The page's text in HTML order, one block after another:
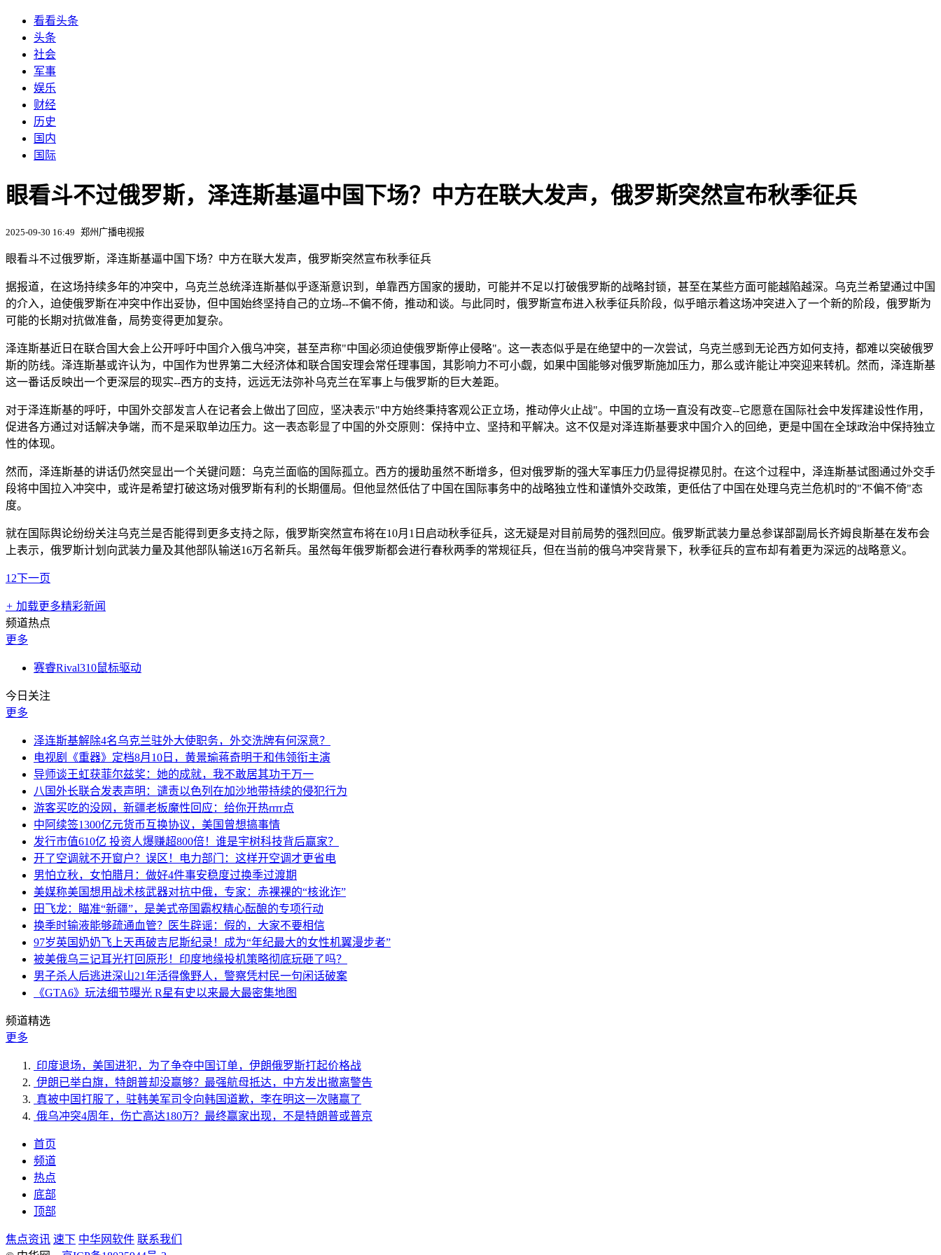
看看头条
头条
社会
军事
娱乐
财经
历史
国内
国际
眼看斗不过俄罗斯，泽连斯基逼中国下场？中方在联大发声，俄罗斯突然宣布秋季征兵
2025-09-30 16:49 郑州广播电视报
眼看斗不过俄罗斯，泽连斯基逼中国下场？中方在联大发声，俄罗斯突然宣布秋季征兵
据报道，在这场持续多年的冲突中，乌克兰总统泽连斯基似乎逐渐意识到，单靠西方国家的援助，可能并不足以打破俄罗斯的战略封锁，甚至在某些方面可能越陷越深。乌克兰希望通过中国
的介入，迫使俄罗斯在冲突中作出妥协，但中国始终坚持自己的立场--不偏不倚，推动和谈。与此同时，俄罗斯宣布进入秋季征兵阶段，似乎暗示着这场冲突进入了一个新的阶段，俄罗斯为
可能的长期对抗做准备，局势变得更加复杂。
泽连斯基近日在联合国大会上公开呼吁中国介入俄乌冲突，甚至声称"中国必须迫使俄罗斯停止侵略"。这一表态似乎是在绝望中的一次尝试，乌克兰感到无论西方如何支持，都难以突破俄罗
斯的防线。泽连斯基或许认为，中国作为世界第二大经济体和联合国安理会常任理事国，其影响力不可小觑，如果中国能够对俄罗斯施加压力，那么或许能让冲突迎来转机。然而，泽连斯基
这一番话反映出一个更深层的现实--西方的支持，远远无法弥补乌克兰在军事上与俄罗斯的巨大差距。
对于泽连斯基的呼吁，中国外交部发言人在记者会上做出了回应，坚决表示"中方始终秉持客观公正立场，推动停火止战"。中国的立场一直没有改变--它愿意在国际社会中发挥建设性作用，
促进各方通过对话解决争端，而不是采取单边压力。这一表态彰显了中国的外交原则：保持中立、坚持和平解决。这不仅是对泽连斯基要求中国介入的回绝，更是中国在全球政治中保持独立
性的体现。
然而，泽连斯基的讲话仍然突显出一个关键问题：乌克兰面临的国际孤立。西方的援助虽然不断增多，但对俄罗斯的强大军事压力仍显得捉襟见肘。在这个过程中，泽连斯基试图通过外交手
段将中国拉入冲突中，或许是希望打破这场对俄罗斯有利的长期僵局。但他显然低估了中国在国际事务中的战略独立性和谨慎外交政策，更低估了中国在处理乌克兰危机时的"不偏不倚"态
度。
就在国际舆论纷纷关注乌克兰是否能得到更多支持之际，俄罗斯突然宣布将在10月1日启动秋季征兵，这无疑是对目前局势的强烈回应。俄罗斯武装力量总参谋部副局长齐姆良斯基在发布会
上表示，俄罗斯计划向武装力量及其他部队输送16万名新兵。虽然每年俄罗斯都会进行春秋两季的常规征兵，但在当前的俄乌冲突背景下，秋季征兵的宣布却有着更为深远的战略意义。
1 2下一页
+ 加载更多精彩新闻
频道热点
更多
赛睿Rival310鼠标驱动
今日关注
更多
泽连斯基解除4名乌克兰驻外大使职务，外交洗牌有何深意？
电视剧《重器》定档8月10日，黄景瑜蒋奇明于和伟领衔主演
导师谈王虹获菲尔兹奖：她的成就，我不敢居其功于万一
八国外长联合发表声明：谴责以色列在加沙地带持续的侵犯行为
游客买吃的没网，新疆老板魔性回应：给你开热rrrr点
中阿续签1300亿元货币互换协议，美国曾想搞事情
发行市值610亿 投资人爆赚超800倍！谁是宇树科技背后赢家？
开了空调就不开窗户？误区！电力部门：这样开空调才更省电
男怕立秋，女怕腊月：做好4件事安稳度过换季过渡期
美媒称美国想用战术核武器对抗中俄，专家：赤裸裸的“核讹诈”
田飞龙：瞄准“新疆”，是美式帝国霸权精心酝酿的专项行动
换季时输液能够疏通血管？医生辟谣：假的，大家不要相信
97岁英国奶奶飞上天再破吉尼斯纪录！成为“年纪最大的女性机翼漫步者”
被美俄乌三记耳光打回原形！印度地缘投机策略彻底玩砸了吗？
男子杀人后逃进深山21年活得像野人，警察凭村民一句闲话破案
《GTA6》玩法细节曝光 R星有史以来最大最密集地图
频道精选
更多
印度退场，美国进犯，为了争夺中国订单，伊朗俄罗斯打起价格战
伊朗已举白旗，特朗普却没赢够？最强航母抵达，中方发出撤离警告
真被中国打服了，驻韩美军司令向韩国道歉，李在明这一次赌赢了
俄乌冲突4周年，伤亡高达180万？最终赢家出现，不是特朗普或普京
首页
频道
热点
底部
顶部
焦点资讯 速下 中华网软件 联系我们